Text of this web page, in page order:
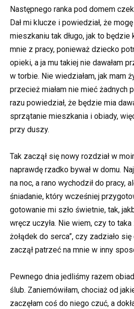
Następnego ranka pod domem
Dał mi klucze i powiedział, że
mieszkaniu tak długo, jak to będzie
mnie z pracy, ponieważ dziecko
opieki, a ja mu takiej nie dawałam
w torbie. Nie wiedziałam, jak mam
przecież miałam nie mieć żadnych
razu powiedział, że będzie mia
sprzątanie mieszkania i obiady,
przy duszy.
Tak zaczął się nowy rozdział w
naprawdę rzadko bywał w domu.
na noc, a rano wychodził do pracy,
śniadanie, który wcześniej
gotowanie mi szło świetnie, tak,
wręcz uczyła. Nie wiem, czy to
żołądek do serca”, czy zadziało
zaczął patrzeć na mnie w inny
Pewnego dnia jedliśmy razem
ślub. Zaniemówiłam, chociaż od
zaczęłam coś do niego czuć, a